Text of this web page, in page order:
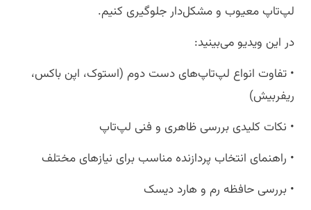
لپ‌تاپ معیوب و مشکل‌دار جلوگیری کنیم.
در این ویدیو می‌بینید:
• تفاوت انواع لپ‌تاپ‌های دست دوم (استوک، اپن باکس،
ریفربیش)
• نکات کلیدی بررسی ظاهری و فنی لپ‌تاپ
• راهنمای انتخاب پردازنده مناسب برای نیازهای مختلف
• بررسی حافظه رم و هارد دیسک